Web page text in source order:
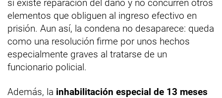
si existe reparación del daño y no concurren otros
elementos que obliguen al ingreso efectivo en
prisión. Aun así, la condena no desaparece: queda
como una resolución firme por unos hechos
especialmente graves al tratarse de un
funcionario policial.
Además, la inhabilitación especial de 13 meses